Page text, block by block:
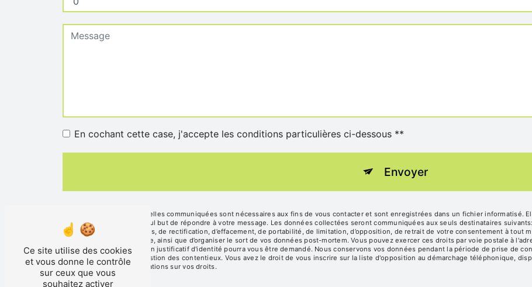
En cochant cette case, j'accepte les conditions particulières ci-dessous **
Envoyer
** Les données personnelles communiquées sont nécessaires aux fins de vous contacter et sont enregistrées dans un fichier informatisé.
sous-traitants dans le seul but de répondre à votre message. Les données collectées seront communiquées aux seuls destinataires suivants:
disposez de droits d’accès, de rectification, d’effacement, de portabilité, de limitation, d’opposition, de retrait de votre consentement à tout
d’une autorité de contrôle, ainsi que d’organiser le sort de vos données post-mortem. Vous pouvez exercer ces droits par voie postale à
contact@sasboislard.fr. Un justificatif d'identité pourra vous être demandé. Nous conservons vos données pendant la période de prise de
fins probatoires et de gestion des contentieux. Vous avez le droit de vous inscrire sur la liste d'opposition au démarchage téléphonique,
cnil.fr pour plus d’informations sur vos droits.
Ce site utilise des cookies
et vous donne le contrôle
sur ceux que vous
souhaitez activer